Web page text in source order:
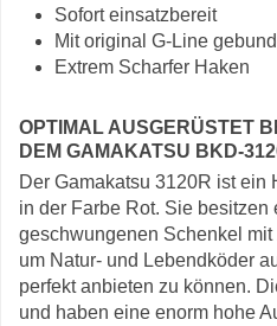
Sofort einsatzbereit
Mit original G-Line
Extrem Scharfer Haken
OPTIMAL AUSGERÜSTET
DEM GAMAKATSU BKD-
Der Gamakatsu 3120R ist ein
in der Farbe Rot. Sie besitzen
geschwungenen Schenkel
um Natur- und Lebendköder
perfekt anbieten zu können.
und haben eine enorm hohe